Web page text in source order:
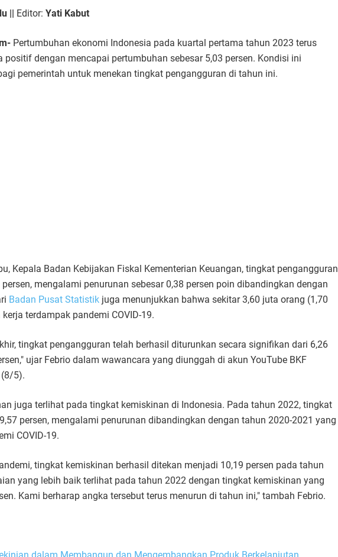
|| Editor: Yati Kabut
Pertumbuhan ekonomi Indonesia pada kuartal pertama tahun 2023 terus
positif dengan mencapai pertumbuhan sebesar 5,03 persen. Kondisi ini
pemerintah untuk menekan tingkat pengangguran di tahun ini.
Kepala Badan Kebijakan Fiskal Kementerian Keuangan, tingkat pengangguran
mengalami penurunan sebesar 0,38 persen poin dibandingkan dengan
Badan Pusat Statistik juga menunjukkan bahwa sekitar 3,60 juta orang (1,70
terdampak pandemi COVID-19.
tingkat pengangguran telah berhasil diturunkan secara signifikan dari 6,26
ujar Febrio dalam wawancara yang diunggah di akun YouTube BKF
(8/5).
juga terlihat pada tingkat kemiskinan di Indonesia. Pada tahun 2022, tingkat
persen, mengalami penurunan dibandingkan dengan tahun 2020-2021 yang
COVID-19.
tingkat kemiskinan berhasil ditekan menjadi 10,19 persen pada tahun
yang lebih baik terlihat pada tahun 2022 dengan tingkat kemiskinan yang
Kami berharap angka tersebut terus menurun di tahun ini," tambah Febrio.
dalam Membangun dan Mengembangkan Produk Berkelanjutan